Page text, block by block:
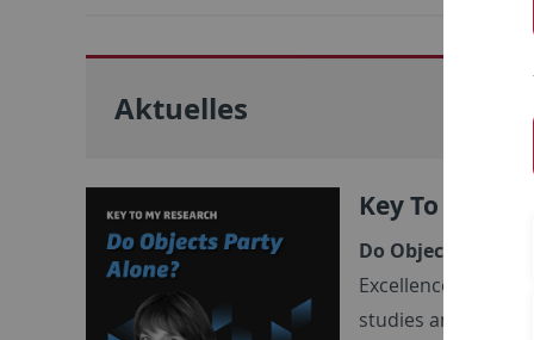
Aktuelles
Key To My
Do Objects Party
Excellence
studies and